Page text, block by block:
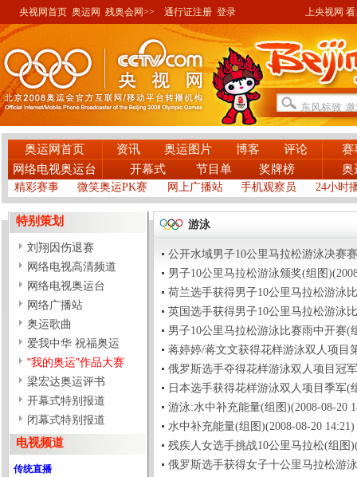
央视网首页 奥运网 残奥会网>> 通行证注册 登录 上央视网 看奥
奥运网首页 资讯 奥运图片 博客 评论
赛
网络电视奥运台
开幕式 节目单 奖牌榜 奥
精彩赛事 微笑奥运PK赛 网上广播站 手机观察员 24小时
特别策划
刘翔因伤退赛
网络电视高清频道
网络电视奥运台
网络广播站
奥运歌曲
爱我中华 祝福奥运
"我的奥运"作品大赛
梁宏达奥运评书
开幕式特别报道
闭幕式特别报道
电视频道
传统直播
游泳
公开水域男子10公里马拉松游泳决赛
男子10公里马拉松游泳颁奖(组图
荷兰选手获得男子10公里马拉松游泳
英国选手获得男子10公里马拉松游泳
男子10公里马拉松游泳比赛雨中开赛(
蒋婷婷/蒋文文获得花样游泳双人项目
俄罗斯选手夺得花样游泳双人项目冠
日本选手获得花样游泳双人项目季军(
游泳:水中补充能量(组图)(2008-08-20
水中补充能量(组图)(2008-08-20 14:21)
残疾人女选手挑战10公里马拉松(组图
俄罗斯选手获得女子十公里马拉松游